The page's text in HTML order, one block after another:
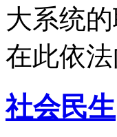
大系统
在此依
社会民生